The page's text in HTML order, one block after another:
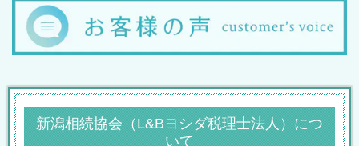
新潟相続協会 （L&Bヨシダ税理士法人） につ
いて